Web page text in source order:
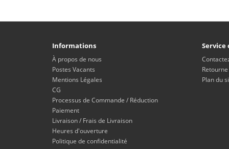
Informations
À propos de nous
Postes Vacants
Mentions Légales
CG
Processus de Commande / Réduction
Paiement
Livraison / Frais de Livraison
Heures d'ouverture
Politique de confidentialité
Service
Retourne
Plan du